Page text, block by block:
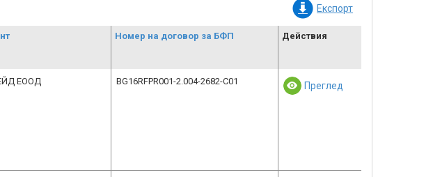
Експорт
Номер на договор за БФП Действия
ЕООД BG16RFPR001-2.004-2682-C01 Преглед